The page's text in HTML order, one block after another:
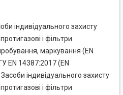
індивідуального захисту
і фільтри
маркування (EN
EN 14387:2017 (EN
індивідуального захисту
і фільтри